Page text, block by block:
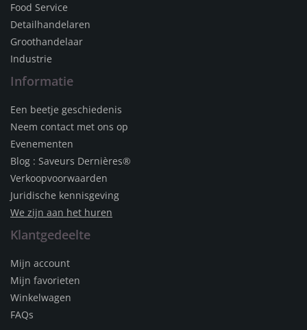
Food Service
Detailhandelaren
Groothandelaar
Industrie
Informatie
Een beetje geschiedenis
Neem contact met ons op
Evenementen
Blog : Saveurs Dernières®
Verkoopvoorwaarden
Juridische kennisgeving
We zijn aan het huren
Klantgedeelte
Mijn account
Mijn favorieten
Winkelwagen
FAQs